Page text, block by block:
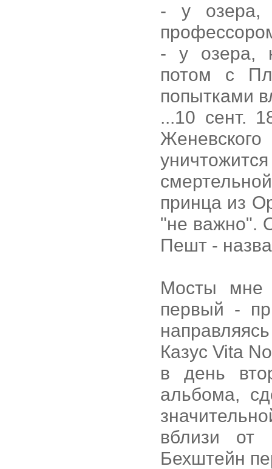
- у озера,
- у озера,
потом с
попытками
...10 сент.
принца из
"не важно".
Пешт -
Мосты мне
первый -
Казус Vita
в день
альбома,
вблизи
Бехштейн